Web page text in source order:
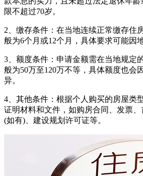
限不超过70岁。
2、缴存条件：在当地连续正常缴存住
般为6个月或12个月，具体要求可能因
3、额度条件：申请金额需在当地规定
般为50万至120万不等，具体额度也会
异。
4、其他条件：根据个人购买的房屋类
证明材料和文件，如购房合同、发票
(如有)、建设规划许可证等。